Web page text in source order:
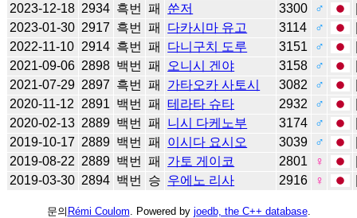
2023-12-18 2934 흑번 패 쑨저 3300 ♂
2023-01-30 2917 흑번 패 다카시마 유고 3114 ♂
2022-11-10 2914 흑번 패 다니구치 도루 3151 ♂
2021-09-06 2898 백번 패 오니시 겐야 3158 ♂
2021-07-29 2897 흑번 패 가타오카 사토시 3082 ♂
2020-11-12
2891 백번 패 테라타 슈타 2932 ♂
2020-02-13 2889 백번 패 니시 다케노부 3174 ♂
2019-10-17 2889 백번 패 이시다 요시오 3039 ♂
2019-08-22 2889 백번 패 가토 게이코 2801 ♀
2019-03-30 2894 백번 승 우에노 리사 2916 ♀
문의 Rémi Coulom . Powered by joedb, the C++ database.